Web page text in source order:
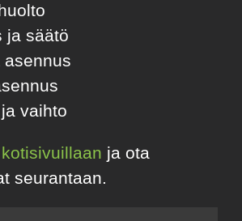
ja säätö
vaihto
kotisivuillaan ja ota
seurantaan.